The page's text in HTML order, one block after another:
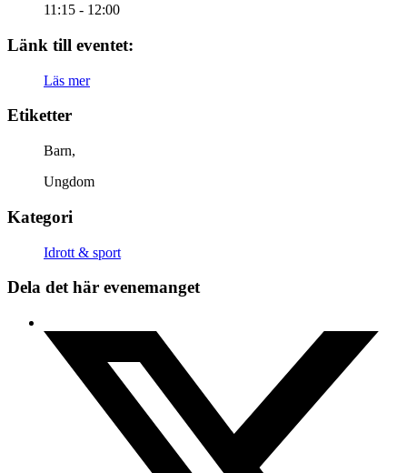
11:15 - 12:00
Länk till eventet:
Läs mer
Etiketter
Barn,
Ungdom
Kategori
Idrott & sport
Dela det här evenemanget